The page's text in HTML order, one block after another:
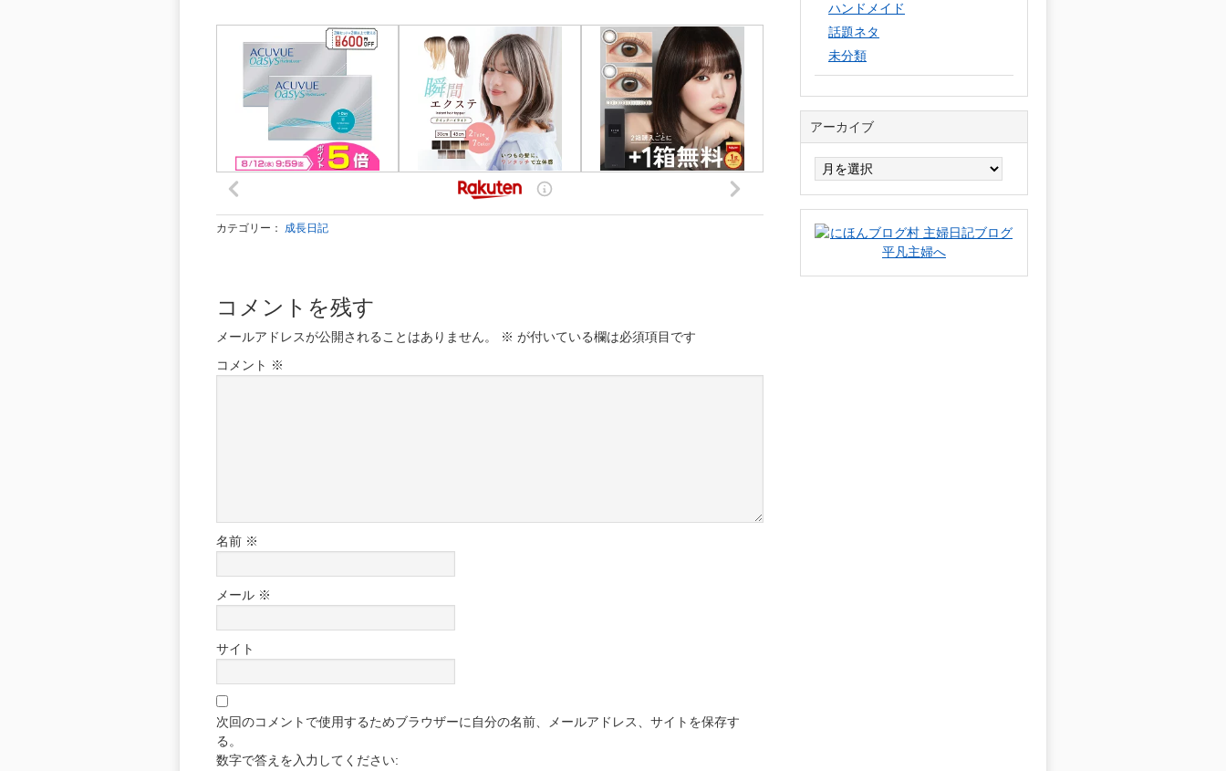
カテゴリー： 成長日記
コメントを残す
メールアドレスが公開されることはありません。 ※ が付いている欄は必須項目です
コメント ※
名前 ※
メール ※
サイト
次回のコメントで使用するためブラウザーに自分の名前、メールアドレス、サイトを保存す
る。
数字で答えを入力してください:
ハンドメイド
話題ネタ
未分類
アーカイブ
イ